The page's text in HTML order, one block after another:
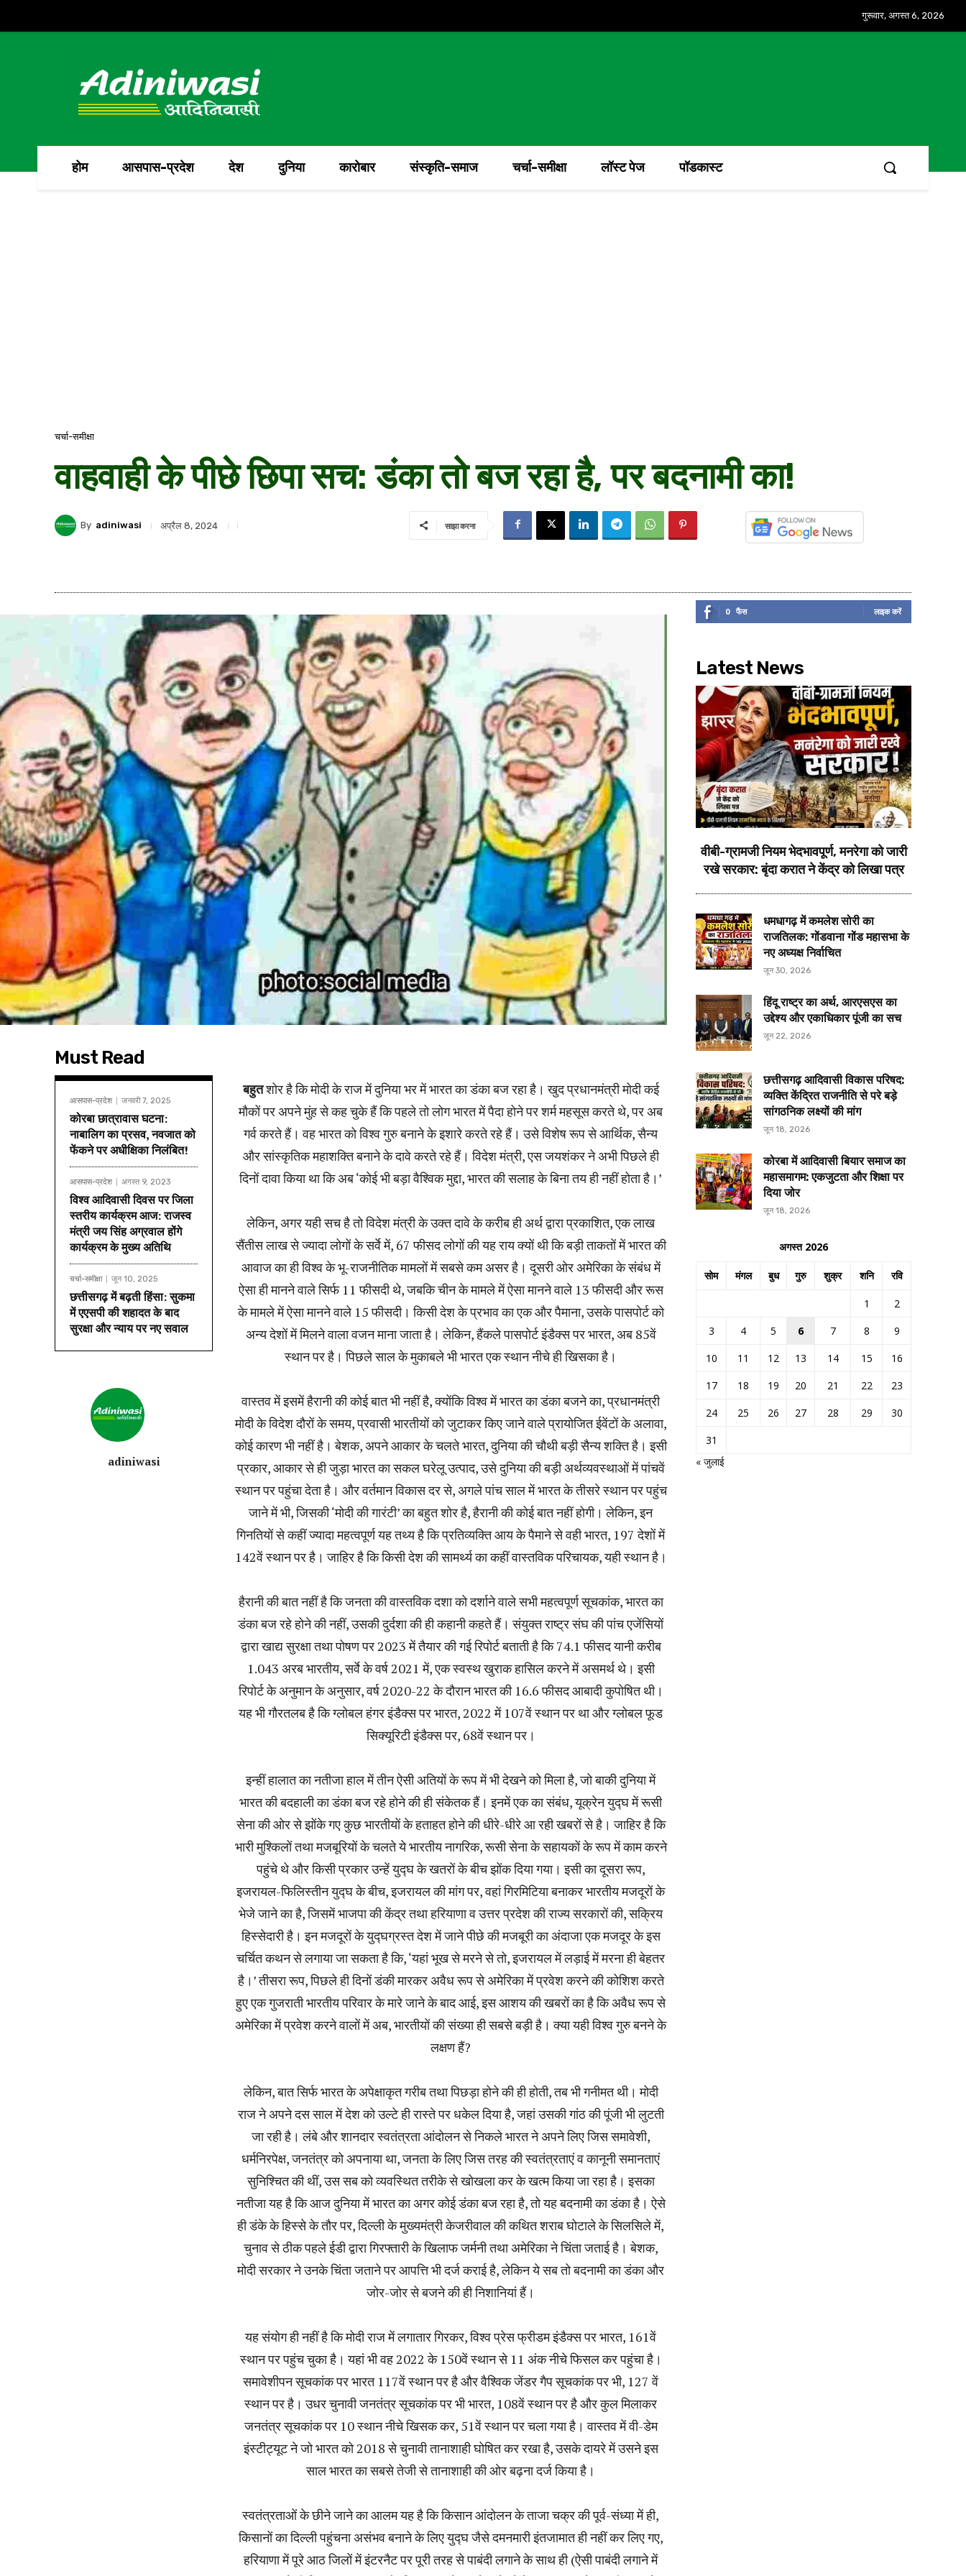
गुरूवार, अगस्त 6, 2026
होम आसपास-प्रदेश देश दुनिया कारोबार संस्कृति-समाज चर्चा-समीक्षा लॉस्ट पेज पॉडकास्ट
चर्चा-समीक्षा
वाहवाही के पीछे छिपा सच: डंका तो बज रहा है, पर बदनामी का!
By adiniwasi अप्रैल 8, 2024 साझा करना
Must Read
आसपास-प्रदेश जनवरी 7, 2025
कोरबा छात्रावास घटना:
नाबालिग का प्रसव, नवजात को
फेंकने पर अधीक्षिका निलंबित!
आसपास-प्रदेश अगस्त 9, 2023
विश्व आदिवासी दिवस पर जिला
स्तरीय कार्यक्रम आज: राजस्व
मंत्री जय सिंह अग्रवाल होंगे
कार्यक्रम के मुख्य अतिथि
चर्चा-समीक्षा जून 10, 2025
छत्तीसगढ़ में बढ़ती हिंसा: सुकमा
में एएसपी की शहादत के बाद
सुरक्षा और न्याय पर नए सवाल
adiniwasi
बहुतशोर है कि मोदी के राज में दुनिया भर में भारत का डंका बज रहा है। खुद प्रधानमंत्री मोदी कई
मौकों पर अपने मुंह से कह चुके हैं कि पहले तो लोग भारत में पैदा होने पर शर्म महसूस करते थे, पर अब
गर्व करते हैं। वह भारत को विश्व गुरु बनाने के इशारे करते रहे हैं। उसे विशेष रूप से आर्थिक, सैन्य
और सांस्कृतिक महाशक्ति बनाने के दावे करते रहे हैं। विदेश मंत्री, एस जयशंकर ने अभी पिछले ही
दिनों दावा किया था कि अब ‘कोई भी बड़ा वैश्विक मुद्दा, भारत की सलाह के बिना तय ही नहीं होता है।’
लेकिन, अगर यही सच है तो विदेश मंत्री के उक्त दावे के करीब ही अर्थ द्वारा प्रकाशित, एक लाख
सैंतीस लाख से ज्यादा लोगों के सर्वे में, 67 फीसद लोगों की यह राय क्यों थी कि बड़ी ताकतों में भारत की
आवाज का ही विश्व के भू-राजनीतिक मामलों में सबसे कम असर है। दूसरी ओर अमेरिका के संबंध में
ऐसा ही मानने वाले सिर्फ 11 फीसदी थे, जबकि चीन के मामले में ऐसा मानने वाले 13 फीसदी और रूस
के मामले में ऐसा मानने वाले 15 फीसदी। किसी देश के प्रभाव का एक और पैमाना, उसके पासपोर्ट को
अन्य देशों में मिलने वाला वजन माना जाता है। लेकिन, हैंकले पासपोर्ट इंडैक्स पर भारत, अब 85वें
स्थान पर है। पिछले साल के मुकाबले भी भारत एक स्थान नीचे ही खिसका है।
वास्तव में इसमें हैरानी की कोई बात भी नहीं है, क्योंकि विश्व में भारत का डंका बजने का, प्रधानमंत्री
मोदी के विदेश दौरों के समय, प्रवासी भारतीयों को जुटाकर किए जाने वाले प्रायोजित ईवेंटों के अलावा,
कोई कारण भी नहीं है। बेशक, अपने आकार के चलते भारत, दुनिया की चौथी बड़ी सैन्य शक्ति है। इसी
प्रकार, आकार से ही जुड़ा भारत का सकल घरेलू उत्पाद, उसे दुनिया की बड़ी अर्थव्यवस्थाओं में पांचवें
स्थान पर पहुंचा देता है। और वर्तमान विकास दर से, अगले पांच साल में भारत के तीसरे स्थान पर पहुंच
जाने में भी, जिसकी ‘मोदी की गारंटी’ का बहुत शोर है, हैरानी की कोई बात नहीं होगी। लेकिन, इन
गिनतियों से कहीं ज्यादा महत्वपूर्ण यह तथ्य है कि प्रतिव्यक्ति आय के पैमाने से वही भारत, 197 देशों में
142वें स्थान पर है। जाहिर है कि किसी देश की सामर्थ्य का कहीं वास्तविक परिचायक, यही स्थान है।
हैरानी की बात नहीं है कि जनता की वास्तविक दशा को दर्शाने वाले सभी महत्वपूर्ण सूचकांक, भारत का
डंका बज रहे होने की नहीं, उसकी दुर्दशा की ही कहानी कहते हैं। संयुक्त राष्ट्र संघ की पांच एजेंसियों
द्वारा खाद्य सुरक्षा तथा पोषण पर 2023 में तैयार की गई रिपोर्ट बताती है कि 74.1 फीसद यानी करीब
1.043 अरब भारतीय, सर्वे के वर्ष 2021 में, एक स्वस्थ खुराक हासिल करने में असमर्थ थे। इसी
रिपोर्ट के अनुमान के अनुसार, वर्ष 2020-22 के दौरान भारत की 16.6 फीसद आबादी कुपोषित थी।
यह भी गौरतलब है कि ग्लोबल हंगर इंडैक्स पर भारत, 2022 में 107वें स्थान पर था और ग्लोबल फूड
सिक्यूरिटी इंडैक्स पर, 68वें स्थान पर।
इन्हीं हालात का नतीजा हाल में तीन ऐसी अतियों के रूप में भी देखने को मिला है, जो बाकी दुनिया में
भारत की बदहाली का डंका बज रहे होने की ही संकेतक हैं। इनमें एक का संबंध, यूक्रेन युद्घ में रूसी
सेना की ओर से झोंके गए कुछ भारतीयों के हताहत होने की धीरे-धीरे आ रही खबरों से है। जाहिर है कि
भारी मुश्किलों तथा मजबूरियों के चलते ये भारतीय नागरिक, रूसी सेना के सहायकों के रूप में काम करने
पहुंचे थे और किसी प्रकार उन्हें युद्घ के खतरों के बीच झोंक दिया गया। इसी का दूसरा रूप,
इजरायल-फिलिस्तीन युद्घ के बीच, इजरायल की मांग पर, वहां गिरमिटिया बनाकर भारतीय मजदूरों के
भेजे जाने का है, जिसमें भाजपा की केंद्र तथा हरियाणा व उत्तर प्रदेश की राज्य सरकारों की, सक्रिय
हिस्सेदारी है। इन मजदूरों के युद्घग्रस्त देश में जाने पीछे की मजबूरी का अंदाजा एक मजदूर के इस
चर्चित कथन से लगाया जा सकता है कि, ‘यहां भूख से मरने से तो, इजरायल में लड़ाई में मरना ही बेहतर
है।’ तीसरा रूप, पिछले ही दिनों डंकी मारकर अवैध रूप से अमेरिका में प्रवेश करने की कोशिश करते
हुए एक गुजराती भारतीय परिवार के मारे जाने के बाद आई, इस आशय की खबरों का है कि अवैध रूप से
अमेरिका में प्रवेश करने वालों में अब, भारतीयों की संख्या ही सबसे बड़ी है। क्या यही विश्व गुरु बनने के
लक्षण हैं?
लेकिन, बात सिर्फ भारत के अपेक्षाकृत गरीब तथा पिछड़ा होने की ही होती, तब भी गनीमत थी। मोदी
राज ने अपने दस साल में देश को उल्टे ही रास्ते पर धकेल दिया है, जहां उसकी गांठ की पूंजी भी लुटती
जा रही है। लंबे और शानदार स्वतंत्रता आंदोलन से निकले भारत ने अपने लिए जिस समावेशी,
धर्मनिरपेक्ष, जनतंत्र को अपनाया था, जनता के लिए जिस तरह की स्वतंत्रताएं व कानूनी समानताएं
सुनिश्चित की थीं, उस सब को व्यवस्थित तरीके से खोखला कर के खत्म किया जा रहा है। इसका
नतीजा यह है कि आज दुनिया में भारत का अगर कोई डंका बज रहा है, तो यह बदनामी का डंका है। ऐसे
ही डंके के हिस्से के तौर पर, दिल्ली के मुख्यमंत्री केजरीवाल की कथित शराब घोटाले के सिलसिले में,
चुनाव से ठीक पहले ईडी द्वारा गिरफ्तारी के खिलाफ जर्मनी तथा अमेरिका ने चिंता जताई है। बेशक,
मोदी सरकार ने उनके चिंता जताने पर आपत्ति भी दर्ज कराई है, लेकिन ये सब तो बदनामी का डंका और
जोर-जोर से बजने की ही निशानियां हैं।
यह संयोग ही नहीं है कि मोदी राज में लगातार गिरकर, विश्व प्रेस फ्रीडम इंडैक्स पर भारत, 161वें
स्थान पर पहुंच चुका है। यहां भी वह 2022 के 150वें स्थान से 11 अंक नीचे फिसल कर पहुंचा है।
समावेशीपन सूचकांक पर भारत 117वें स्थान पर है और वैश्विक जेंडर गैप सूचकांक पर भी, 127 वें
स्थान पर है। उधर चुनावी जनतंत्र सूचकांक पर भी भारत, 108वें स्थान पर है और कुल मिलाकर
जनतंत्र सूचकांक पर 10 स्थान नीचे खिसक कर, 51वें स्थान पर चला गया है। वास्तव में वी-डेम
इंस्टीट्यूट ने जो भारत को 2018 से चुनावी तानाशाही घोषित कर रखा है, उसके दायरे में उसने इस
साल भारत का सबसे तेजी से तानाशाही की ओर बढ़ना दर्ज किया है।
स्वतंत्रताओं के छीने जाने का आलम यह है कि किसान आंदोलन के ताजा चक्र की पूर्व-संध्या में ही,
किसानों का दिल्ली पहुंचना असंभव बनाने के लिए युद्घ जैसे दमनमारी इंतजामात ही नहीं कर लिए गए,
हरियाणा में पूरे आठ जिलों में इंटरनैट पर पूरी तरह से पाबंदी लगाने के साथ ही (ऐसी पाबंदी लगाने में
0 फैंस लाइक करें
Latest News
वीबी-ग्रामजी नियम भेदभावपूर्ण, मनरेगा को जारी
रखे सरकार: बृंदा करात ने केंद्र को लिखा पत्र
धमधागढ़ में कमलेश सोरी का
राजतिलक: गोंडवाना गोंड महासभा के
नए अध्यक्ष निर्वाचित
जून 30, 2026
हिंदू राष्ट्र का अर्थ, आरएसएस का
उद्देश्य और एकाधिकार पूंजी का सच
जून 22, 2026
छत्तीसगढ़ आदिवासी विकास परिषद:
व्यक्ति केंद्रित राजनीति से परे बड़े
सांगठनिक लक्ष्यों की मांग
जून 18, 2026
कोरबा में आदिवासी बियार समाज का
महासमागम: एकजुटता और शिक्षा पर
दिया जोर
जून 18, 2026
अगस्त 2026
सोम मंगल बुध गुरु शुक्र शनि रवि
1
2
3
4 5 6 7 8
9
10
11 12 13 14 15
16
17
18 19 20 21 22
23
24
25 26 27 28 29
30
31
« जुलाई